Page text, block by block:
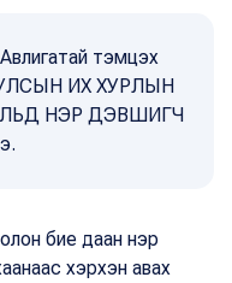
тэмцэх
УЛСЫН ИХ ХУРЛЫН
НЭР ДЭВШИГЧ
бие даан нэр
хэрхэн авах